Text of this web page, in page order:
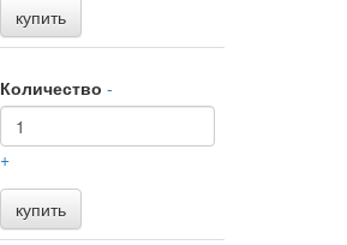
купить
Количество -
+
купить